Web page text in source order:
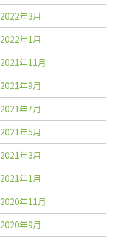
2022年3月
2022年1月
2021年11月
2021年9月
2021年7月
2021年5月
2021年3月
2021年1月
2020年11月
2020年9月